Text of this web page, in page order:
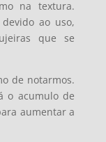
na textura.
ao uso,
que se
de notarmos.
o acumulo de
aumentar a